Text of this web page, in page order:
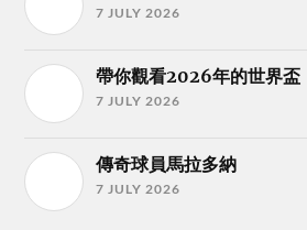
7 JULY 2026
帶你觀看2026年的世界盃
7 JULY 2026
傳奇球員馬拉多納
7 JULY 2026